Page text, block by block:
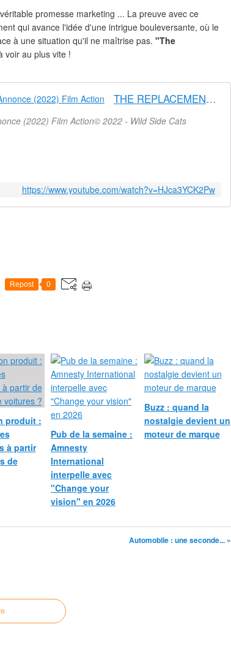
promesse marketing ... La preuve avec ce
qui avance l'idée d'une intrigue bouleversante, où le
à une situation qu'il ne maîtrise pas. "The
voir au plus vite !
THE REPLACEMENT Bande Annonce (2022) Film Action
(2022) Film Action© 2022 - Wild Side Cats
https://www.youtube.com/watch?v=HJca3YCK2Pw
Repost 0
produit :
à partir
de
Pub de la semaine :
Amnesty
International
interpelle avec
"Change your
vision" en 2026
Buzz : quand la
nostalgie devient un
moteur de marque
Automobile : une seconde... »